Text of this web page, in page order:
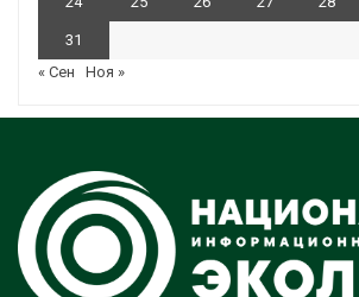
31
« Сен
Ноя »